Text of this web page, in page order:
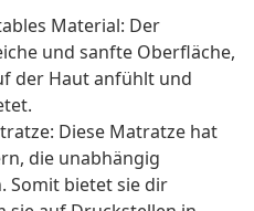
Material: Der
und sanfte Oberfläche,
der Haut anfühlt und
Diese Matratze hat
die unabhängig
Somit bietet sie dir